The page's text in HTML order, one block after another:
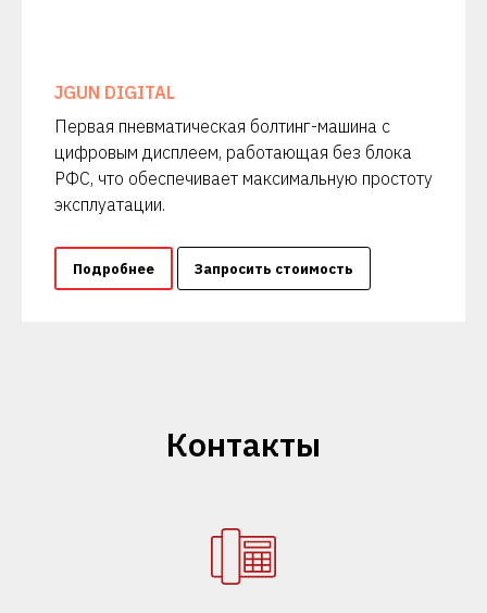
JGUN DIGITAL
Первая пневматическая болтинг-машина с
цифровым дисплеем, работающая без блока
РФС, что обеспечивает максимальную простоту
эксплуатации.
Подробнее Запросить стоимость
Контакты